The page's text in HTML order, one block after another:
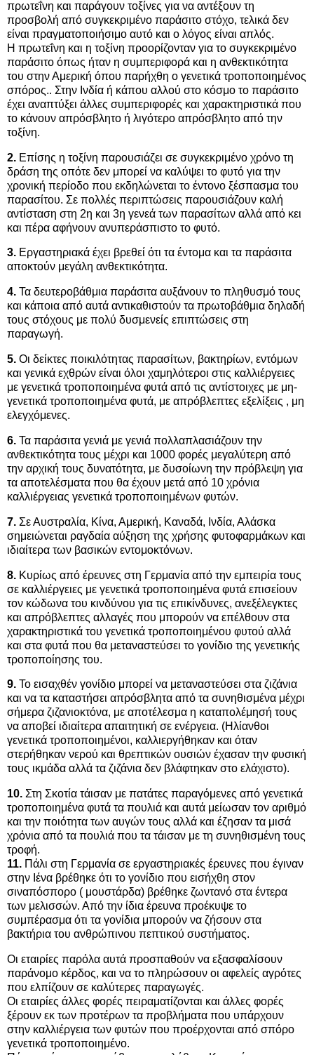
πρωτεΐνη και παράγουν τοξίνες για να αντέξουν τη
προσβολή από συγκεκριμένο παράσιτο στόχο, τελικά δεν
είναι πραγματοποιήσιμο αυτό και ο λόγος είναι απλός.
Η πρωτεΐνη και η τοξίνη προορίζονταν για το συγκεκριμένο
παράσιτο όπως ήταν η συμπεριφορά και η ανθεκτικότητα
του στην Αμερική όπου παρήχθη ο γενετικά τροποποιημένος
σπόρος.. Στην Ινδία ή κάπου αλλού στο κόσμο το παράσιτο
έχει αναπτύξει άλλες συμπεριφορές και χαρακτηριστικά που
το κάνουν απρόσβλητο ή λιγότερο απρόσβλητο από την
τοξίνη.
2. Επίσης η τοξίνη παρουσιάζει σε συγκεκριμένο χρόνο τη
δράση της οπότε δεν μπορεί να καλύψει το φυτό για την
χρονική περίοδο που εκδηλώνεται το έντονο ξέσπασμα του
παρασίτου. Σε πολλές περιπτώσεις παρουσιάζουν καλή
αντίσταση στη 2η και 3η γενεά των παρασίτων αλλά από κει
και πέρα αφήνουν ανυπεράσπιστο το φυτό.
3. Εργαστηριακά έχει βρεθεί ότι τα έντομα και τα παράσιτα
αποκτούν μεγάλη ανθεκτικότητα.
4. Τα δευτεροβάθμια παράσιτα αυξάνουν το πληθυσμό τους
και κάποια από αυτά αντικαθιστούν τα πρωτοβάθμια δηλαδή
τους στόχους με πολύ δυσμενείς επιπτώσεις στη
παραγωγή.
5. Οι δείκτες ποικιλότητας παρασίτων, βακτηρίων, εντόμων
και γενικά εχθρών είναι όλοι χαμηλότεροι στις καλλιέργειες
με γενετικά τροποποιημένα φυτά από τις αντίστοιχες με μη-
γενετικά τροποποιημένα φυτά, με απρόβλεπτες εξελίξεις , μη
ελεγχόμενες.
6. Τα παράσιτα γενιά με γενιά πολλαπλασιάζουν την
ανθεκτικότητα τους μέχρι και 1000 φορές μεγαλύτερη από
την αρχική τους δυνατότητα, με δυσοίωνη την πρόβλεψη για
τα αποτελέσματα που θα έχουν μετά από 10 χρόνια
καλλιέργειας γενετικά τροποποιημένων φυτών.
7. Σε Αυστραλία, Κίνα, Αμερική, Καναδά, Ινδία, Αλάσκα
σημειώνεται ραγδαία αύξηση της χρήσης φυτοφαρμάκων και
ιδιαίτερα των βασικών εντομοκτόνων.
8. Κυρίως από έρευνες στη Γερμανία από την εμπειρία τους
σε καλλιέργειες με γενετικά τροποποιημένα φυτά επισείουν
τον κώδωνα του κινδύνου για τις επικίνδυνες, ανεξέλεγκτες
και απρόβλεπτες αλλαγές που μπορούν να επέλθουν στα
χαρακτηριστικά του γενετικά τροποποιημένου φυτού αλλά
και στα φυτά που θα μεταναστεύσει το γονίδιο της γενετικής
τροποποίησης του.
9. Το εισαχθέν γονίδιο μπορεί να μεταναστεύσει στα ζιζάνια
και να τα καταστήσει απρόσβλητα από τα συνηθισμένα μέχρι
σήμερα ζιζανιοκτόνα, με αποτέλεσμα η καταπολέμησή τους
να αποβεί ιδιαίτερα απαιτητική σε ενέργεια. (Ηλίανθοι
γενετικά τροποποιημένοι, καλλιεργήθηκαν και όταν
στερήθηκαν νερού και θρεπτικών ουσιών έχασαν την φυσική
τους ικμάδα αλλά τα ζιζάνια δεν βλάφτηκαν στο ελάχιστο).
10. Στη Σκοτία τάισαν με πατάτες παραγόμενες από γενετικά
τροποποιημένα φυτά τα πουλιά και αυτά μείωσαν τον αριθμό
και την ποιότητα των αυγών τους αλλά και έζησαν τα μισά
χρόνια από τα πουλιά που τα τάισαν με τη συνηθισμένη τους
τροφή.
11. Πάλι στη Γερμανία σε εργαστηριακές έρευνες που έγιναν
στην Ιένα βρέθηκε ότι το γονίδιο που εισήχθη στον
σιναπόσπορο ( μουστάρδα) βρέθηκε ζωντανό στα έντερα
των μελισσών. Από την ίδια έρευνα προέκυψε το
συμπέρασμα ότι τα γονίδια μπορούν να ζήσουν στα
βακτήρια του ανθρώπινου πεπτικού συστήματος.
Οι εταιρίες παρόλα αυτά προσπαθούν να εξασφαλίσουν
παράνομο κέρδος, και να το πληρώσουν οι αφελείς αγρότες
που ελπίζουν σε καλύτερες παραγωγές.
Οι εταιρίες άλλες φορές πειραματίζονται και άλλες φορές
ξέρουν εκ των προτέρων τα προβλήματα που υπάρχουν
στην καλλιέργεια των φυτών που προέρχονται από σπόρο
γενετικά τροποποιημένο.